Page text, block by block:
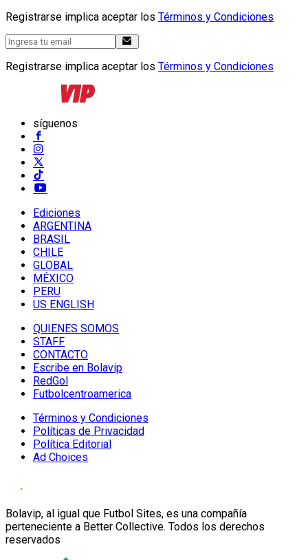
Registrarse implica aceptar los Términos y Condiciones
Registrarse implica aceptar los Términos y Condiciones
síguenos
Ediciones
ARGENTINA
BRASIL
CHILE
GLOBAL
MÉXICO
PERU
US ENGLISH
QUIENES SOMOS
STAFF
CONTACTO
Escribe en Bolavip
RedGol
Futbolcentroamerica
Términos y Condiciones
Políticas de Privacidad
Política Editorial
Ad Choices
Bolavip, al igual que Futbol Sites, es una compañía
perteneciente a Better Collective. Todos los derechos
reservados